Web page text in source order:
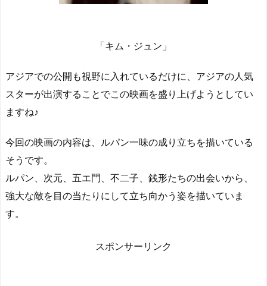
「キム・ジュン」
アジアでの公開も視野に入れているだけに、アジアの人気
スターが出演することでこの映画を盛り上げようとしてい
ますね♪
今回の映画の内容は、ルパン一味の成り立ちを描いている
そうです。
ルパン、次元、五エ門、不二子、銭形たちの出会いから、
強大な敵を目の当たりにして立ち向かう姿を描いていま
す。
スポンサーリンク